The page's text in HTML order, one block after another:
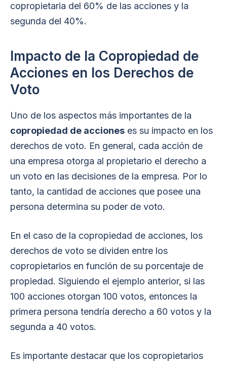
copropietaria del 60% de las acciones y la
segunda del 40%.
Impacto de la Copropiedad de
Acciones en los Derechos de
Voto
Uno de los aspectos más importantes de la
copropiedad de acciones es su impacto en los
derechos de voto. En general, cada acción de
una empresa otorga al propietario el derecho a
un voto en las decisiones de la empresa. Por lo
tanto, la cantidad de acciones que posee una
persona determina su poder de voto.
En el caso de la copropiedad de acciones, los
derechos de voto se dividen entre los
copropietarios en función de su porcentaje de
propiedad. Siguiendo el ejemplo anterior, si las
100 acciones otorgan 100 votos, entonces la
primera persona tendría derecho a 60 votos y la
segunda a 40 votos.
Es importante destacar que los copropietarios